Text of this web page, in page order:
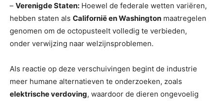
– Verenigde Staten: Hoewel de federale wetten variëren,
hebben staten als Californië en Washington maatregelen
genomen om de octopusteelt volledig te verbieden,
onder verwijzing naar welzijnsproblemen.
Als reactie op deze verschuivingen begint de industrie
meer humane alternatieven te onderzoeken, zoals
elektrische verdoving, waardoor de dieren ongevoelig